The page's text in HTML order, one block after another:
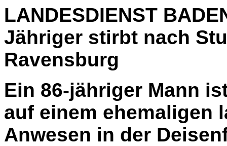
LANDESDIENST
Jähriger stirbt nach
Ravensburg
Ein 86-jähriger Mann
auf einem ehemaligen
Anwesen in der